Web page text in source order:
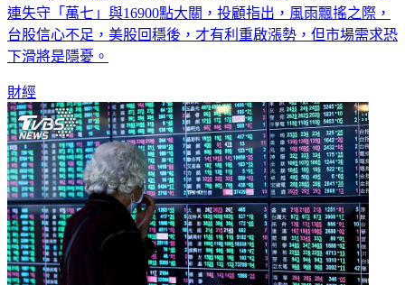
連失守「萬七」與16900點大關，投顧指出，風雨飄搖之際，
台股信心不足，美股回穩後，才有利重啟漲勢，但市場需求恐
下滑將是隱憂。
財經